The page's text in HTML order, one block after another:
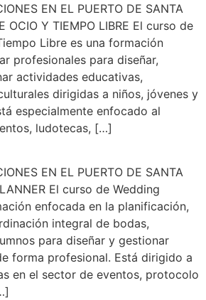
EN EL PUERTO DE SANTA
OCIO Y TIEMPO LIBRE El curso de
Libre es una formación
profesionales para diseñar,
actividades educativas,
dirigidas a niños, jóvenes y
especialmente enfocado al
ludotecas, […]
EN EL PUERTO DE SANTA
El curso de Wedding
enfocada en la planificación,
integral de bodas,
para diseñar y gestionar
forma profesional. Está dirigido a
en el sector de eventos, protocolo